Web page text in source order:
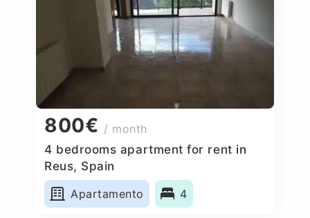
800€ / month
4 bedrooms apartment for rent in
Reus, Spain
Apartamento
4